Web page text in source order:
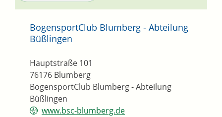
BogensportClub Blumberg - Abteilung
Büßlingen
BogensportClub Blumberg - Abteilung
Büßlingen
Hauptstraße 101
76176 Blumberg
www.bsc-blumberg.de